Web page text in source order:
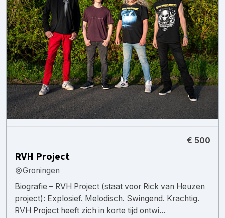
€ 500
RVH Project
Groningen
Biografie – RVH Project (staat voor Rick van Heuzen
project): Explosief. Melodisch. Swingend. Krachtig.
RVH Project heeft zich in korte tijd ontwi...